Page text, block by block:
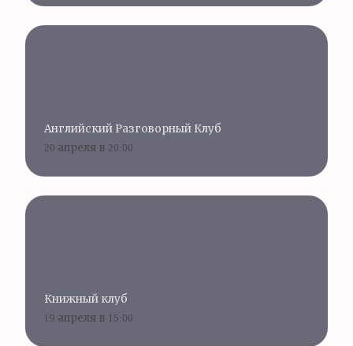
Английский Разговорный Клуб
20 апреля в 20:00
Книжный клуб
19 апреля в 15:00